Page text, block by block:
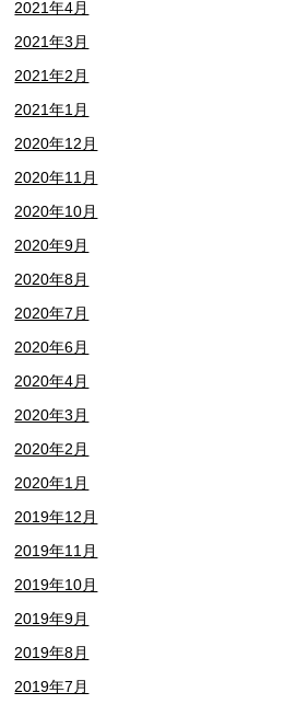
2021年4月
2021年3月
2021年2月
2021年1月
2020年12月
2020年11月
2020年10月
2020年9月
2020年8月
2020年7月
2020年6月
2020年4月
2020年3月
2020年2月
2020年1月
2019年12月
2019年11月
2019年10月
2019年9月
2019年8月
2019年7月